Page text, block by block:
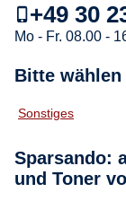
+49 30
Mo - Fr. 08.00 -
Bitte
Sonstiges
Sparsando:
und Toner